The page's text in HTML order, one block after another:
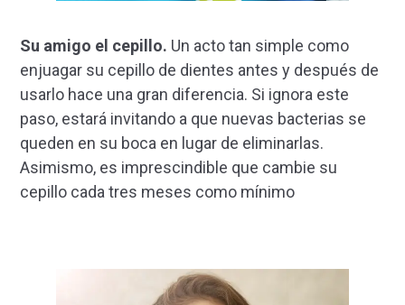
Su amigo el cepillo. Un acto tan simple como
enjuagar su cepillo de dientes antes y después de
usarlo hace una gran diferencia. Si ignora este
paso, estará invitando a que nuevas bacterias se
queden en su boca en lugar de eliminarlas.
Asimismo, es imprescindible que cambie su
cepillo cada tres meses como mínimo